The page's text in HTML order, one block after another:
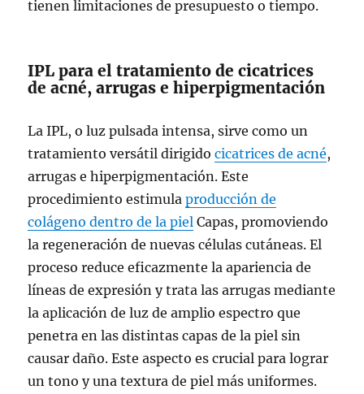
tienen limitaciones de presupuesto o tiempo.
IPL para el tratamiento de cicatrices
de acné, arrugas e hiperpigmentación
La IPL, o luz pulsada intensa, sirve como un
tratamiento versátil dirigidocicatrices de acné,
arrugas e hiperpigmentación. Este
procedimiento estimulaproducción de
colágeno dentro de la piel Capas, promoviendo
la regeneración de nuevas células cutáneas. El
proceso reduce eficazmente la apariencia de
líneas de expresión y trata las arrugas mediante
la aplicación de luz de amplio espectro que
penetra en las distintas capas de la piel sin
causar daño. Este aspecto es crucial para lograr
un tono y una textura de piel más uniformes.